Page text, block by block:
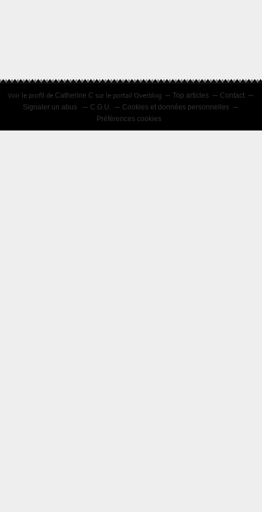
Voir le profil de Catherine C sur le portail Overblog Top articles
Contact
Signaler un abus
C.G.U.
Cookies et données personnelles
Préférences cookies